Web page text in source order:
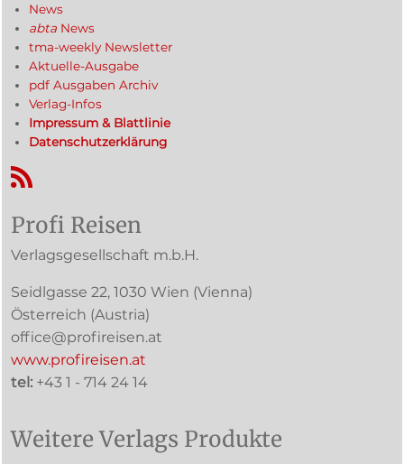
News
abta News
tma-weekly Newsletter
Aktuelle-Ausgabe
pdf Ausgaben Archiv
Verlag-Infos
Impressum & Blattlinie
Datenschutzerklärung
RSS-Feed
Profi Reisen
Verlagsgesellschaft m.b.H.
Seidlgasse 22, 1030 Wien (Vienna)
Österreich (Austria)
office@profireisen.at
www.profireisen.at
tel: +43 1 - 714 24 14
Weitere Verlags Produkte